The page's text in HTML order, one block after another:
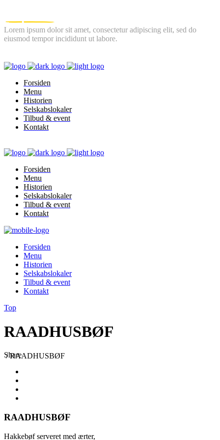
Lorem ipsum dolor sit amet, consectetur adipiscing elit, sed do
eiusmod tempor incididunt ut labore.
Forsiden
Menu
Historien
Selskabslokaler
Tilbud & event
Kontakt
Forsiden
Menu
Historien
Selskabslokaler
Tilbud & event
Kontakt
Forsiden
Menu
Historien
Selskabslokaler
Tilbud & event
Kontakt
Top
RAADHUSBØF
/RAADHUSBØF
Share
RAADHUSBØF
Hakkebøf serveret med ærter,